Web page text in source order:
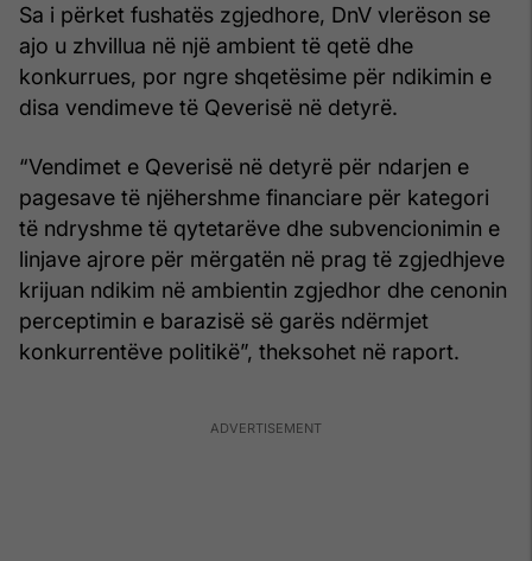
Sa i përket fushatës zgjedhore, DnV vlerëson se
ajo u zhvillua në një ambient të qetë dhe
konkurrues, por ngre shqetësime për ndikimin e
disa vendimeve të Qeverisë në detyrë.
“Vendimet e Qeverisë në detyrë për ndarjen e
pagesave të njëhershme financiare për kategori
të ndryshme të qytetarëve dhe subvencionimin e
linjave ajrore për mërgatën në prag të zgjedhjeve
krijuan ndikim në ambientin zgjedhor dhe cenonin
perceptimin e barazisë së garës ndërmjet
konkurrentëve politikë”, theksohet në raport.